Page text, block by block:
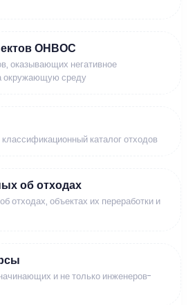
ОНВОС
оказывающих негативное
окружающую среду
каталог отходов
об отходах
отходах, объектах их переработки и
и не только инженеров-